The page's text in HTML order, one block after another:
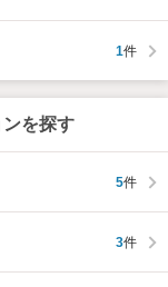
1件
を探す
5件
3件